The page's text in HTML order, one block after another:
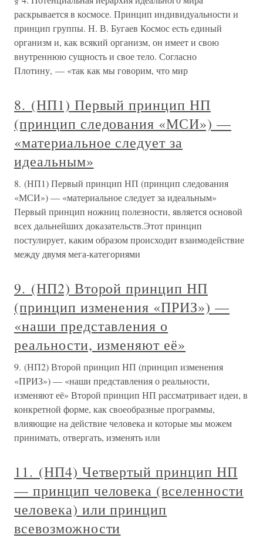
раскрывается в космосе. Принцип индивидуальности и
принцип группы. Н. В. Бугаев Космос есть единый
организм и, как всякий организм, он имеет и свою
внутреннюю сущность и свое тело. Согласно
Плотину, — «так как мы говорим, что мир
8. (НП1) Первый принцип НП
(принцип следования «МСИ») —
«материальное следует за
идеальным»
8. (НП1) Первый принцип НП (принцип следования
«МСИ») — «материальное следует за идеальным»
Первый принцип ножниц полезности, является основой
всех дальнейших доказательств.Этот принцип
постулирует, каким образом происходит взаимодействие
между двумя мега-категориями
9. (НП2) Второй принцип НП
(принцип изменения «ПРИЗ») —
«наши представления о
реальности, изменяют её»
9. (НП2) Второй принцип НП (принцип изменения
«ПРИЗ») — «наши представления о реальности,
изменяют её» Второй принцип НП рассматривает идеи, в
конкретной форме, как своеобразные программы,
влияющие на действие человека и которые мы можем
принимать, отвергать, изменять или
11. (НП4) Четвертый принцип НП
— принцип человека (вселенности
человека) или принцип
всевозможности